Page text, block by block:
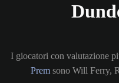
I giocatori con valutazione
Prem sono Will Ferry,